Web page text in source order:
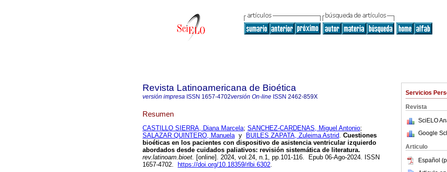
Servicios
Revista
SciELO
Google
Articulo
Español
Revista Latinoamericana de Bioética
versión impresa ISSN 1657-4702versión On-line ISSN 2462-859X
Resumen
CASTILLO SIERRA, Diana Marcela; SANCHEZ-CARDENAS, Miguel Antonio;
SALAZAR QUINTERO, Manuelay BUILES ZAPATA, Zuleima Astrid. Cuestiones
bioéticas en los pacientes con dispositivo de asistencia ventricular izquierdo
abordados desde cuidados paliativos: revisión sistemática de literatura.
rev.latinoam.bioet. [online]. 2024, vol.24, n.1, pp.101-116. Epub 06-Ago-2024. ISSN
1657-4702.
https://doi.org/10.18359/rlbi.6302.